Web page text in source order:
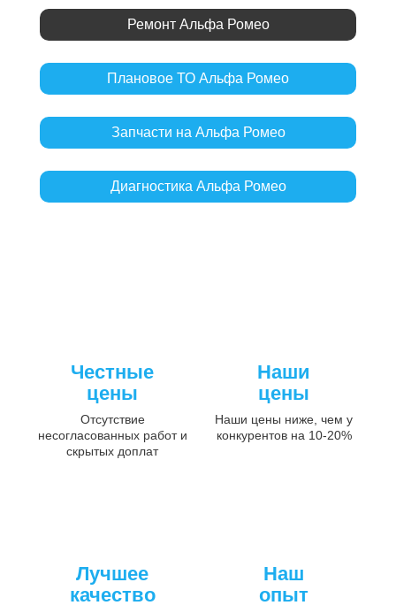
Ремонт Альфа Ромео
Плановое ТО Альфа Ромео
Запчасти на Альфа Ромео
Диагностика Альфа Ромео
Честные
цены
Отсутствие
несогласованных работ и
скрытых доплат
Наши
цены
Наши цены ниже, чем у
конкурентов на 10-20%
Лучшее
качество
Наш
опыт